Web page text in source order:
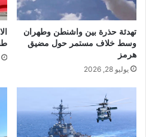
تهدئة حذرة بين واشنطن وطهران
وسط خلاف مستمر حول مضيق
هرمز
يوليو 28, 2026